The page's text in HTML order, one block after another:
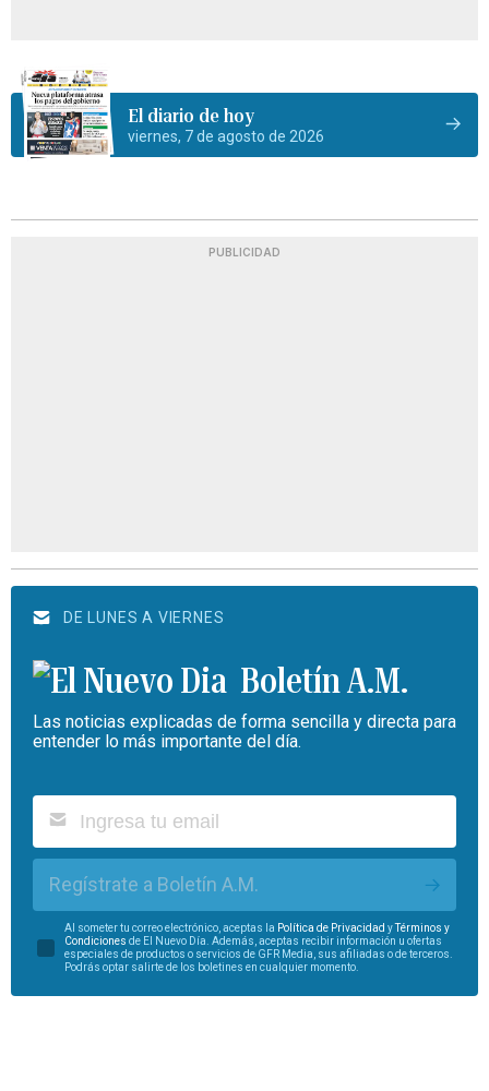
El diario de hoy
viernes, 7 de agosto de 2026
PUBLICIDAD
DE LUNES A VIERNES
Boletín A.M.
Las noticias explicadas de forma sencilla y directa para
entender lo más importante del día.
Regístrate a Boletín A.M.
Al someter tu correo electrónico, aceptas la Política de Privacidad yTérminos y
Condiciones de El Nuevo Día. Además, aceptas recibir información u ofertas
especiales de productos o servicios de GFR Media, sus afiliadas o de terceros.
Podrás optar salirte de los boletines en cualquier momento.